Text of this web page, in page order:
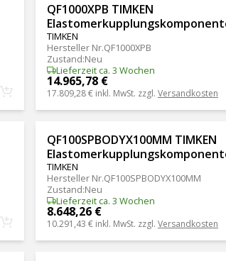
QF1000XPB TIMKEN
TIMKEN
Hersteller Nr.QF1000XPB
Zustand:Neu
Lieferzeit ca. 3 Wochen
14.965,78 €
17.809,28 € inkl. MwSt. zzgl. Versandkosten
QF100SPBODYX100MM TIMKEN
TIMKEN
Hersteller Nr.QF100SPBODYX100MM
Zustand:Neu
Lieferzeit ca. 3 Wochen
8.648,26 €
10.291,43 € inkl. MwSt. zzgl. Versandkosten